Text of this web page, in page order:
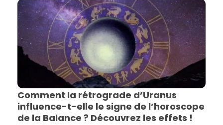
Comment la rétrograde d’Uranus
influence-t-elle le signe de l’horoscope
de la Balance ? Découvrez les effets !